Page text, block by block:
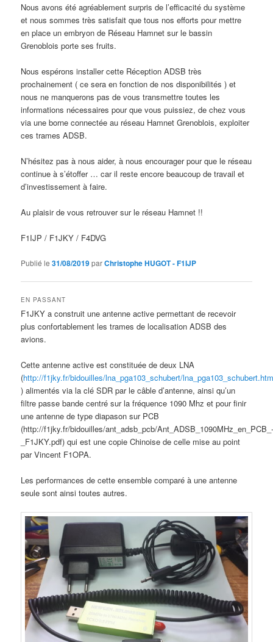
Nous avons été agréablement surpris de l’efficacité du système
et nous sommes très satisfait que tous nos efforts pour mettre
en place un embryon de Réseau Hamnet sur le bassin
Grenoblois porte ses fruits.
Nous espérons installer cette Réception ADSB très
prochainement ( ce sera en fonction de nos disponibilités ) et
nous ne manquerons pas de vous transmettre toutes les
informations nécessaires pour que vous puissiez, de chez vous
via une borne connectée au réseau Hamnet Grenoblois, exploiter
ces trames ADSB.
N’hésitez pas à nous aider, à nous encourager pour que le réseau
continue à s’étoffer … car il reste encore beaucoup de travail et
d’investissement à faire.
Au plaisir de vous retrouver sur le réseau Hamnet !!
F1IJP / F1JKY / F4DVG
Publié le31/08/2019parChristophe HUGOT - F1IJP
EN PASSANT
F1JKY a construit une antenne active permettant de recevoir
plus confortablement les trames de localisation ADSB des
avions.
Cette antenne active est constituée de deux LNA
(http://f1jky.fr/bidouilles/lna_pga103_schubert/
) alimentés via la clé SDR par le câble d’antenne, ainsi qu’un
filtre passe bande centré sur la fréquence 1090 Mhz et pour finir
une antenne de type diapason sur PCB
(http://f1jky.fr/bidouilles/ant_adsb_pcb/
_F1JKY.pdf) qui est une copie Chinoise de celle mise au point
par Vincent F1OPA.
Les performances de cette ensemble comparé à une antenne
seule sont ainsi toutes autres.